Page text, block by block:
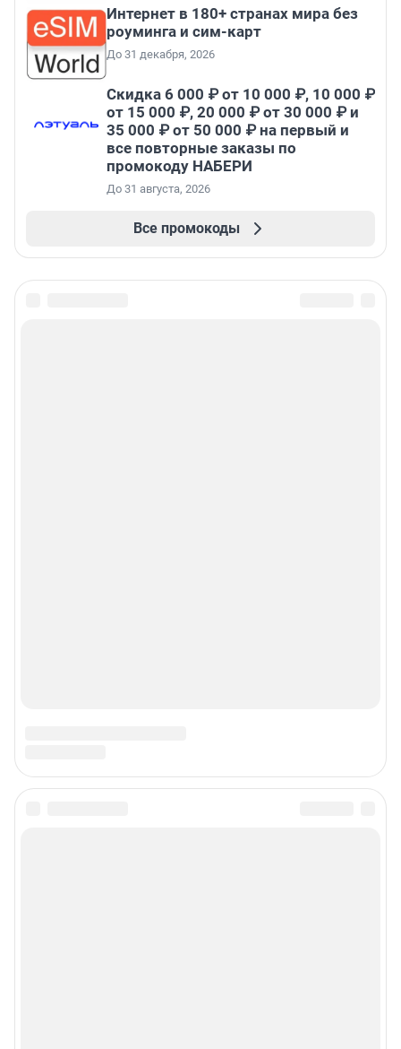
Интернет в 180+ странах мира без
роуминга и сим-карт
До 31 декабря, 2026
Скидка 6 000 ₽ от 10 000 ₽, 10 000 ₽
от 15 000 ₽, 20 000 ₽ от 30 000 ₽ и
35 000 ₽ от 50 000 ₽ на первый и
все повторные заказы по
промокоду НАБЕРИ
До 31 августа, 2026
Все промокоды